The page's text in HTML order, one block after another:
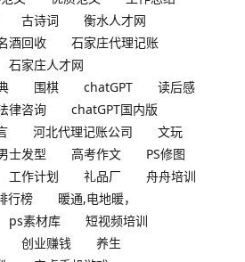
古诗词
衡水人才网
酒回收
石家庄代理记账
石家庄人才网
围棋 chatGPT
读后感
律咨询
chatGPT国内版
河北代理记账公司
文玩
士发型 高考作文
PS修图
工作计划 礼品厂
舟舟培训
行榜
暖通,电地暖，
ps素材库
短视频培训
创业赚钱
养生